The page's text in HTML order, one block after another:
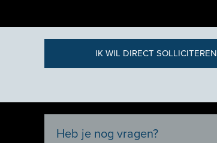
IK WIL DIRECT SOLLICITEREN
Heb je nog vragen?